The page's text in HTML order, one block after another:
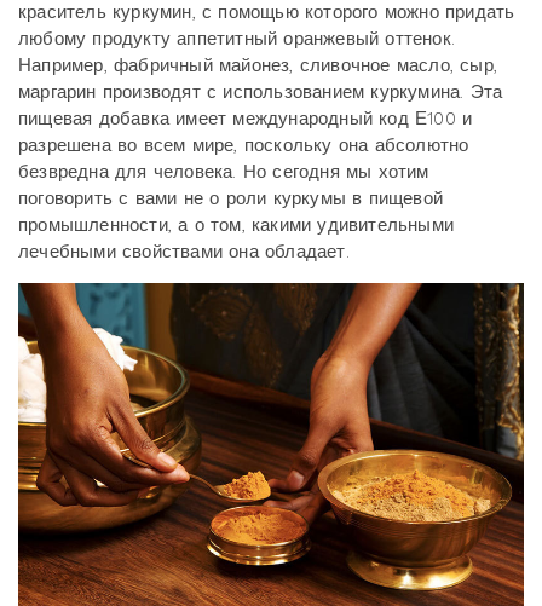
краситель куркумин, с помощью которого можно придать
любому продукту аппетитный оранжевый оттенок.
Например, фабричный майонез, сливочное масло, сыр,
маргарин производят с использованием куркумина. Эта
пищевая добавка имеет международный код Е100 и
разрешена во всем мире, поскольку она абсолютно
безвредна для человека. Но сегодня мы хотим
поговорить с вами не о роли куркумы в пищевой
промышленности, а о том, какими удивительными
лечебными свойствами она обладает.